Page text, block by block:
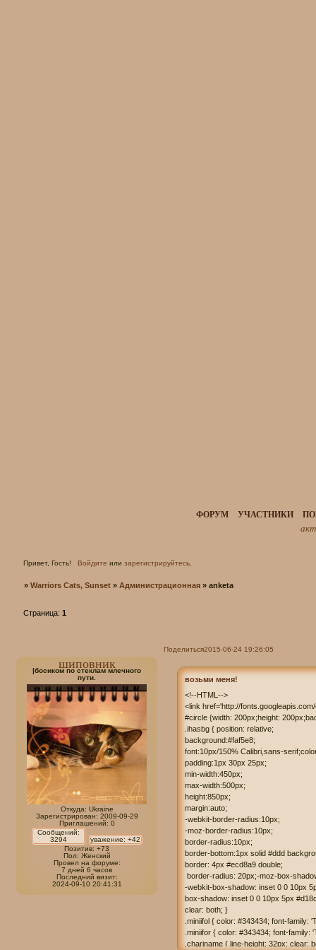
ФОРУМ УЧАСТНИКИ
Привет, Гость! Войдите или зарегистрируйтесь.
»Warriors Cats, Sunset »Администрационная »anketa
Страница:1
Поделиться2015-06-24 19:26:05
шиповник
|босиком по стеклам млечного
пути.
Откуда: Ukraine
Зарегистрирован: 2009-09-29
Приглашений: 0
Сообщений:
3294
уважение: +42
Позитив: +73
Пол: Женский
Провел на форуме:
7 дней 6 часов
Последний визит:
2024-09-10 20:41:31
возьми меня!
<!--HTML-->
<link href='http://
#circle {width: 200px;height:
.ihasbg { position: relative;
background:#faf5e8;
font:10px/150% Calibri,sans-
padding:1px 30px 25px;
min-width:450px;
max-width:500px;
height:850px;
margin:auto;
-webkit-border-radius:10px;
-moz-border-radius:10px;
border-radius:10px;
border-bottom:1px solid #ddd
border: 4px #ecd8a9 double;
border-radius: 20px;-moz-box-
-webkit-box-shadow: inset 0 0 10px
box-shadow: inset 0 0 10px 5px
clear: both; }
.miniifol { color: #343434; font-family:
.miniifor { color: #343434; font-
.chariname { line-height: 32px; clear: